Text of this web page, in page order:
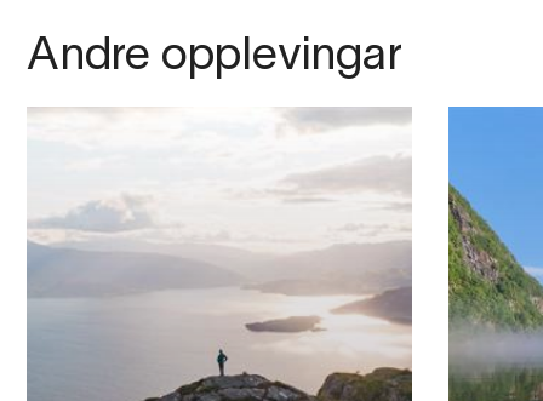
Andre opplevingar